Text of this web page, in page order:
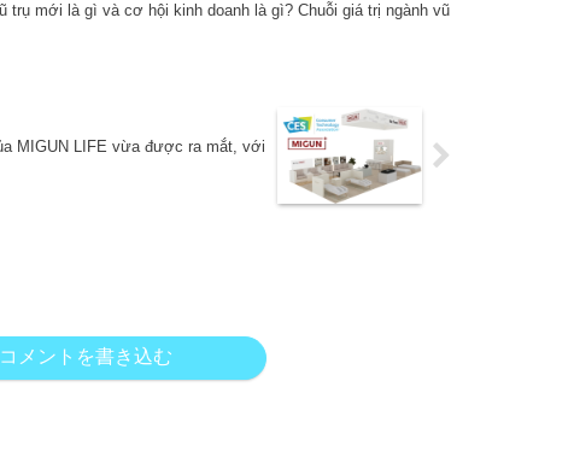
trụ mới là gì và cơ hội kinh doanh là gì? Chuỗi giá trị ngành vũ
MIGUN LIFE vừa được ra mắt, với
コメントを書き込む